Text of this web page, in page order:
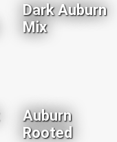
Dark Auburn
Mix
Auburn
Rooted